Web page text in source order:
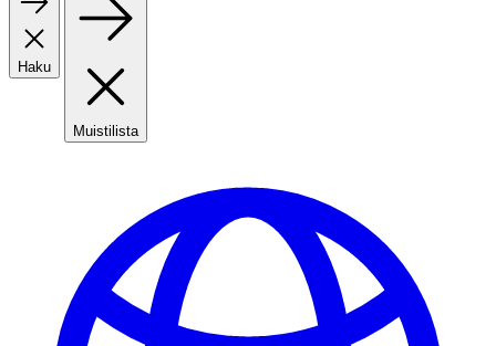
Haku
Muistilista